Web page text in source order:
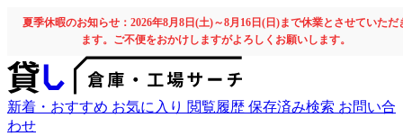
夏季休暇のお知らせ：2026年8月8日(土)～8月16日(日)まで休業とさせていただ
ます。ご不便をおかけしますがよろしくお願いします。
新着・おすすめ お気に入り 閲覧履歴 保存済み検索 お問い合
わせ